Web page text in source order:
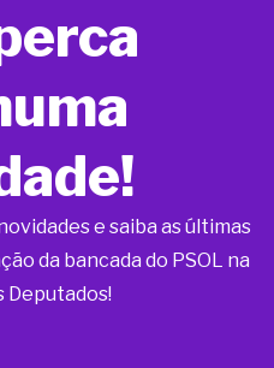
e saiba as últimas
da bancada do PSOL na
Deputados!